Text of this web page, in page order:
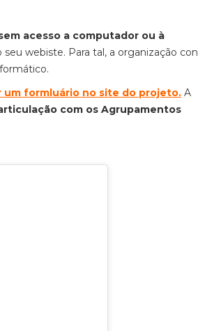
acesso a computador ou à
webiste. Para tal, a organização
um formluário no site do projeto. A
com os Agrupamentos